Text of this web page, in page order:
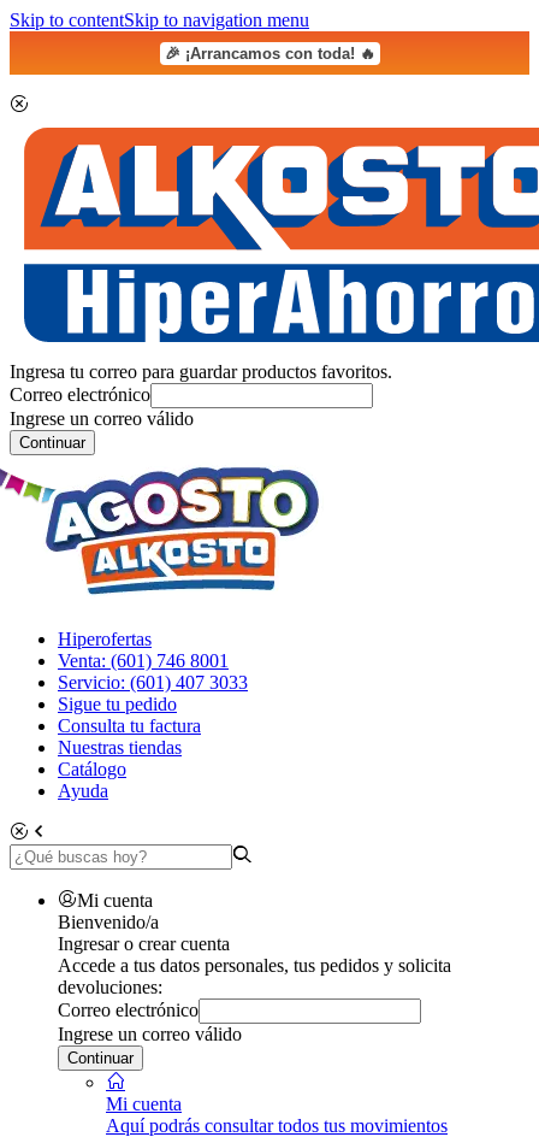
Skip to contentSkip to navigation menu
🎉 ¡Arrancamos con toda! 🔥
Ingresa tu correo para guardar productos favoritos.
Correo electrónico
Ingrese un correo válido
Continuar
Hiperofertas
Venta: (601) 746 8001
Servicio: (601) 407 3033
Sigue tu pedido
Consulta tu factura
Nuestras tiendas
Catálogo
Ayuda
Mi cuenta
Bienvenido/a
Ingresar o crear cuenta
Accede a tus datos personales, tus pedidos y solicita
devoluciones:
Correo electrónico
Ingrese un correo válido
Continuar
Mi cuenta
Aquí podrás consultar todos tus movimientos